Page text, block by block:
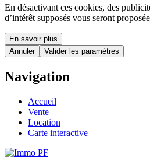
En désactivant ces cookies, des
d’intérêt supposés vous seront
En savoir plus
Annuler
Valider les paramètres
Navigation
Accueil
Vente
Location
Carte interactive